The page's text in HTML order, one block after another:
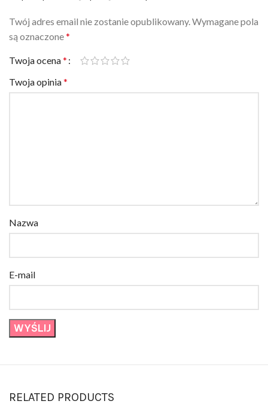
Twój adres email nie zostanie opublikowany. Wymagane pola
są oznaczone*
Twoja ocena*
Twoja opinia*
Nazwa
E-mail
RELATED PRODUCTS